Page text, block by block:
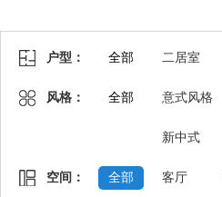
户型： 全部 二居室
风格： 全部 意式风格
新中式
空间： 全部 客厅